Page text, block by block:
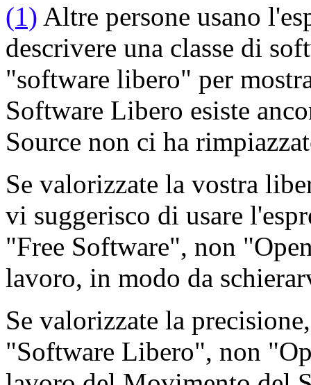
(1) Altre persone usano
descrivere una classe di
"software libero" per
Software Libero esiste
Source non ci ha
Se valorizzate la vostra
vi suggerisco di usare
"Free Software", non
lavoro, in modo da
Se valorizzate la
"Software Libero", non